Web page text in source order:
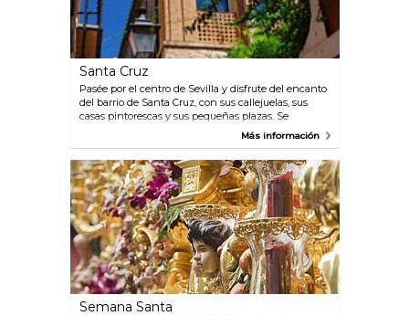
Santa Cruz
Pasée por el centro de Sevilla y disfrute del encanto
del barrio de Santa Cruz, con sus callejuelas, sus
casas pintorescas y sus pequeñas plazas. Se
encuentra en la parte antigua de la ciudad y es sin
Este es también el lugar donde se pueden ver
importantes atracciones turísticas como la Catedral,
la Giralda, el Alcázar Real, los jardines de Murillo y el
Archivo de Indias.
Más información
Semana Santa